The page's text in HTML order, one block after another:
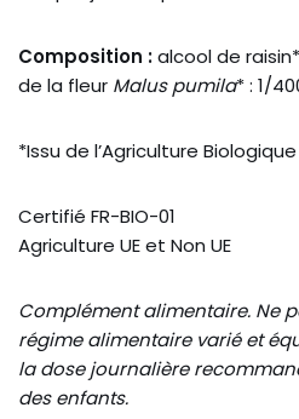
Composition :alcool de
de la fleur Malus pumila* : 1/
*Issu de l’Agriculture Biologique
Certifié FR-BIO-01
Agriculture UE et Non UE
Complément alimentaire. Ne
régime alimentaire varié et
la dose journalière
des enfants.